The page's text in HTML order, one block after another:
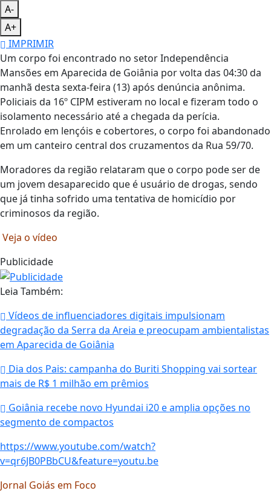
A-
A+
IMPRIMIR
Um corpo foi encontrado no setor Independência
Mansões em Aparecida de Goiânia por volta das 04:30 da
manhã desta sexta-feira (13) após denúncia anônima.
Policiais da 16º CIPM estiveram no local e fizeram todo o
isolamento necessário até a chegada da perícia.
Enrolado em lençóis e cobertores, o corpo foi abandonado
em um canteiro central dos cruzamentos da Rua 59/70.
Moradores da região relataram que o corpo pode ser de
um jovem desaparecido que é usuário de drogas, sendo
que já tinha sofrido uma tentativa de homicídio por
criminosos da região.
Veja o vídeo
Publicidade
Leia Também:
Vídeos de influenciadores digitais impulsionam
degradação da Serra da Areia e preocupam ambientalistas
em Aparecida de Goiânia
Dia dos Pais: campanha do Buriti Shopping vai sortear
mais de R$ 1 milhão em prêmios
Goiânia recebe novo Hyundai i20 e amplia opções no
segmento de compactos
https://www.youtube.com/watch?
v=qr6JB0PBbCU&feature=youtu.be
Jornal Goiás em Foco